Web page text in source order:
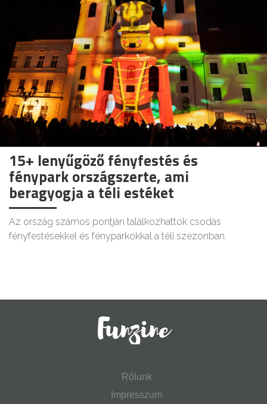
15+ lenyűgöző fényfestés és
fénypark országszerte, ami
beragyogja a téli estéket
Az ország számos pontján találkozhattok csodás
fényfestésekkel és fényparkokkal a téli szezonban.
Rólunk
Impresszum